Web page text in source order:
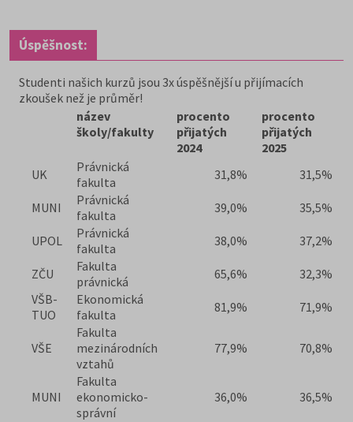
Úspěšnost:
Studenti našich kurzů jsou 3x úspěšnější u přijímacích
zkoušek než je průměr!
název
školy/fakulty
procento
přijatých
2024
procento
přijatých
2025
UK
Právnická
fakulta
31,8% 31,5%
MUNI
Právnická
fakulta
39,0% 35,5%
UPOL
Právnická
fakulta
38,0% 37,2%
ZČU
Fakulta
právnická
65,6%
32,3%
VŠB-
TUO
Ekonomická
fakulta
81,9% 71,9%
VŠE
Fakulta
mezinárodních
vztahů
77,9% 70,8%
MUNI
Fakulta
ekonomicko-
správní
36,0% 36,5%